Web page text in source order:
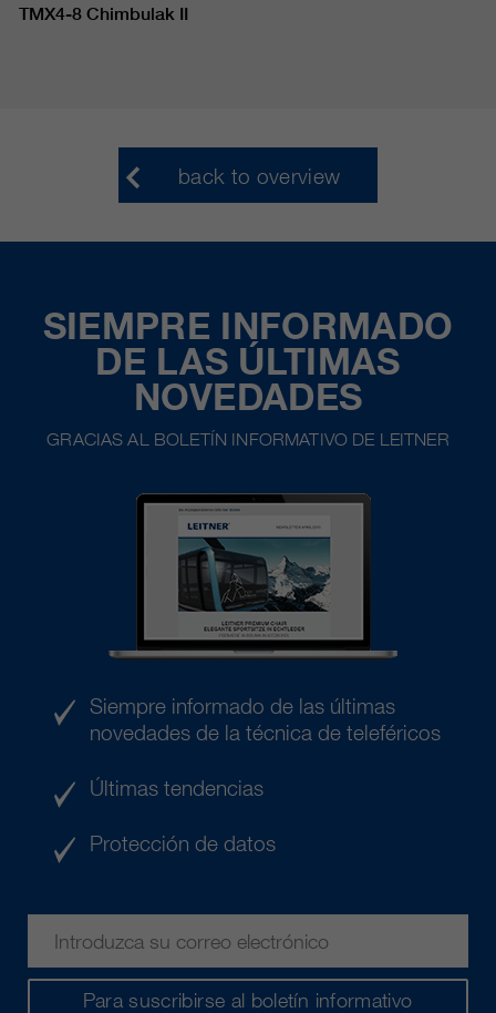
TMX4-8 Chimbulak II
back to overview
SIEMPRE INFORMADO
DE LAS ÚLTIMAS
NOVEDADES
GRACIAS AL BOLETÍN INFORMATIVO DE LEITNER
Para suscribirse al boletín informativo
Siempre informado de las últimas
novedades de la técnica de teleféricos
Últimas tendencias
Protección de datos